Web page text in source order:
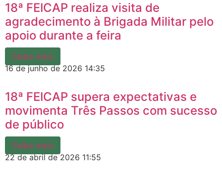
18ª FEICAP realiza visita de
agradecimento à Brigada Militar pelo
apoio durante a feira
Saiba mais
16 de junho de 2026 14:35
18ª FEICAP supera expectativas e
movimenta Três Passos com sucesso
de público
Saiba mais
22 de abril de 2026 11:55